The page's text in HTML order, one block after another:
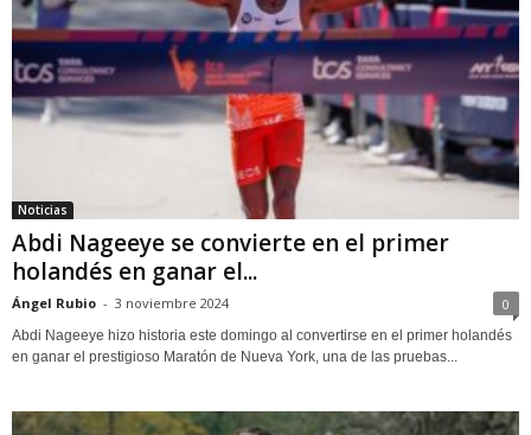
Noticias
Abdi Nageeye se convierte en el primer
holandés en ganar el...
Ángel Rubio - 3 noviembre 2024 0
Abdi Nageeye hizo historia este domingo al convertirse en el primer holandés
en ganar el prestigioso Maratón de Nueva York, una de las pruebas...